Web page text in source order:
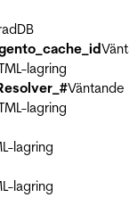
lagring
Väntande
lagring
lagring
lagring